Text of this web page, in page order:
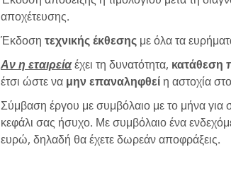
αποχέτευσης.
Έκδοση τεχνικής έκθεσης με όλα τα
Αν η εταιρείαέχει τη δυνατότητα, κατάθεση
έτσι ώστε να μην επαναληφθεί η αστοχία
Σύμβαση έργου με συμβόλαιο με το μήνα για
κεφάλι σας ήσυχο. Με συμβόλαιο ένα
ευρώ, δηλαδή θα έχετε δωρεάν αποφράξεις.